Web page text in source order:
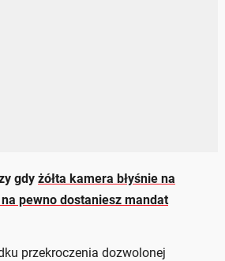
gdy żółta kamera błyśnie na
pewno dostaniesz mandat
przekroczenia dozwolonej